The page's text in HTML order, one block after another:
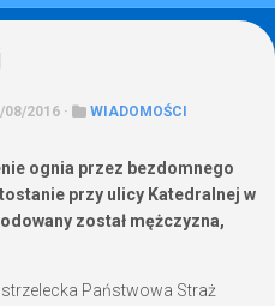
08/2016 · WIADOMOŚCI
ognia przez bezdomnego
przy ulicy Katedralnej w
został mężczyzna,
Państwowa Straż